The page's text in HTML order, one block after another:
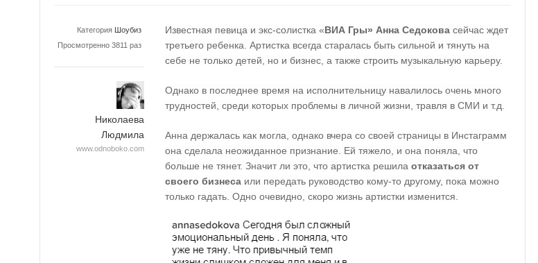
Категория Шоубиз
Просмотренно 3811 раз
Николаева
Людмила
www.odnoboko.com
Известная певица и экс-солистка «ВИА Гры» Анна Седокова сейчас ждет
третьего ребенка. Артистка всегда старалась быть сильной и тянуть на
себе не только детей, но и бизнес, а также строить музыкальную карьеру.
Однако в последнее время на исполнительницу навалилось очень много
трудностей, среди которых проблемы в личной жизни, травля в СМИ и т.д.
Анна держалась как могла, однако вчера со своей страницы в Инстаграмм
она сделала неожиданное признание. Ей тяжело, и она поняла, что
больше не тянет. Значит ли это, что артистка решила отказаться от
своего бизнеса или передать руководство кому-то другому, пока можно
только гадать. Одно очевидно, скоро жизнь артистки изменится.